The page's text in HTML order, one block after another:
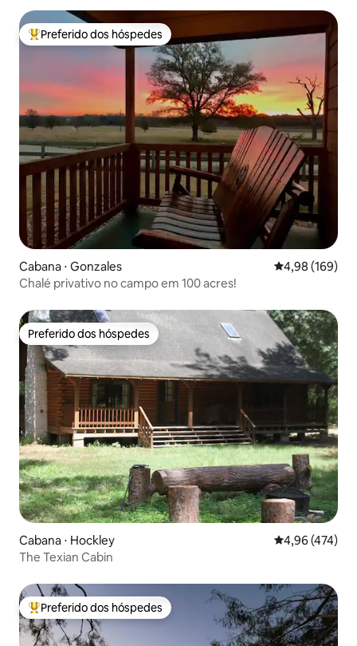
Entre os melhores preferidos dos hóspedes
Preferido dos hóspedes
Cabana ⋅ Gonzales 4,98 de uma
4,98 (169)
Chalé privativo no campo em 100 acres!
Preferido dos hóspedes
Preferido dos hóspedes
Cabana ⋅ Hockley 4,96 de uma
4,96 (474)
The Texian Cabin
Entre os melhores preferidos dos hóspedes
Preferido dos hóspedes